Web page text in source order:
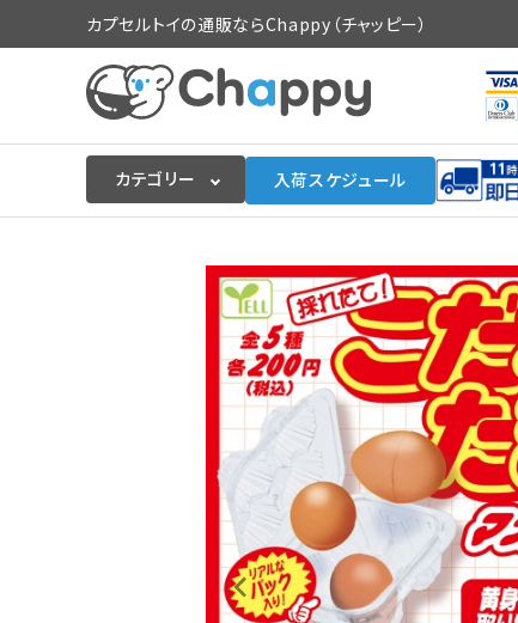
カプセルトイの通販ならChappy（チャッピー）
カテゴリー 入荷スケジュール
入荷スケジュールをチェック
カプセルトイマシン本体